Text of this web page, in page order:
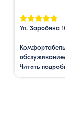
Ул. Заробяна
Читать